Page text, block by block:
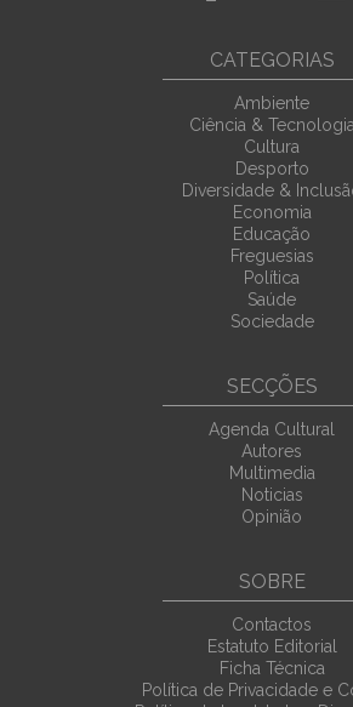
CATEGORIAS
Ambiente
Ciência &
Cultura
Desporto
Diversidade &
Economia
Educação
Freguesias
Política
Saúde
Sociedade
SECÇÕES
Agenda Cultural
Autores
Multimedia
Noticias
Opinião
SOBRE
Contactos
Estatuto Editorial
Ficha Técnica
Política de Privacidade e